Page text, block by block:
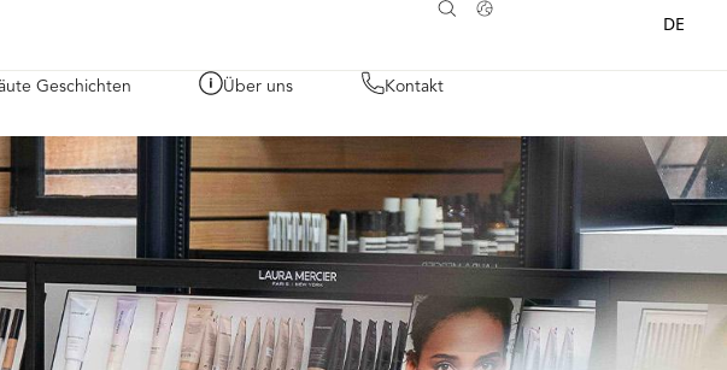
DE
Geschichten Über uns Kontakt